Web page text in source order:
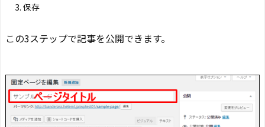
保存
この3ステップで記事を公開できます。